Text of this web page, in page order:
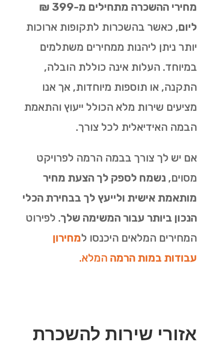
מחירי ההשכרה מתחילים מ-399 ₪
ליום, כאשר בהשכרות לתקופות ארוכות
יותר ניתן ליהנות ממחירים משתלמים
במיוחד. העלות אינה כוללת הובלה,
התקנה, או תוספות מיוחדות, אך אנו
מציעים שירות מלא הכולל ייעוץ והתאמת
הבמה האידיאלית לכל צורך.
אם יש לך צורך בבמה הרמה לפרויקט
מסוים, נשמח לספק לך הצעת מחיר
מותאמת אישית ולייעץ לך בבחירת הכלי
הנכון ביותר עבור המשימה שלך. לפירוט
המחירים המלאים היכנסו למחירון
עבודות במות הרמה המלא.
אזורי שירות להשכרת